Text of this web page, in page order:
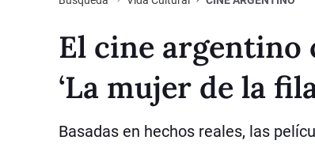
El cine argentino
‘La mujer de la
Basadas en hechos reales, las